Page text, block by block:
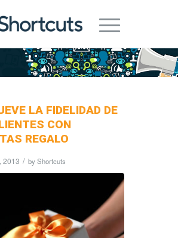
LA FIDELIDAD DE
CON
REGALO
2013 / byShortcuts